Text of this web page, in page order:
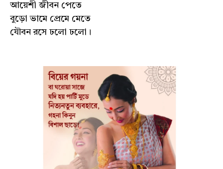
আয়েশী জীবন পেতে
বুড়ো ভামে প্রেমে মেতে
যৌবন রসে ঢলো ঢলো।